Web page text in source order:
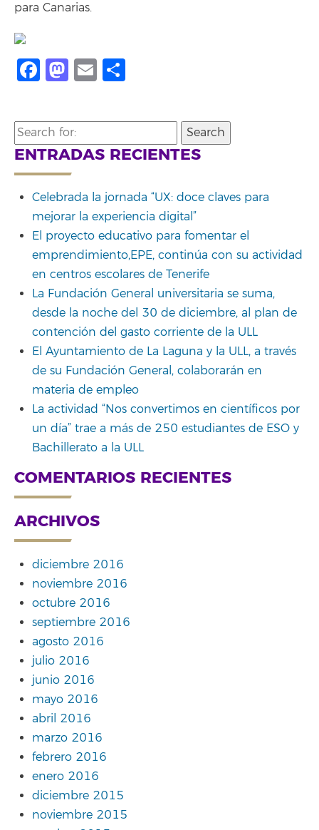
para Canarias.
Facebook
Mastodon
Email
Search
for:
ENTRADAS RECIENTES
Celebrada la jornada “UX: doce claves para
mejorar la experiencia digital”
El proyecto educativo para fomentar el
emprendimiento,EPE, continúa con su actividad
en centros escolares de Tenerife
La Fundación General universitaria se suma,
desde la noche del 30 de diciembre, al plan de
contención del gasto corriente de la ULL
El Ayuntamiento de La Laguna y la ULL, a través
de su Fundación General, colaborarán en
materia de empleo
La actividad “Nos convertimos en científicos por
un día” trae a más de 250 estudiantes de ESO y
Bachillerato a la ULL
COMENTARIOS RECIENTES
ARCHIVOS
diciembre 2016
noviembre 2016
octubre 2016
septiembre 2016
agosto 2016
julio 2016
junio 2016
mayo 2016
abril 2016
marzo 2016
febrero 2016
enero 2016
diciembre 2015
noviembre 2015